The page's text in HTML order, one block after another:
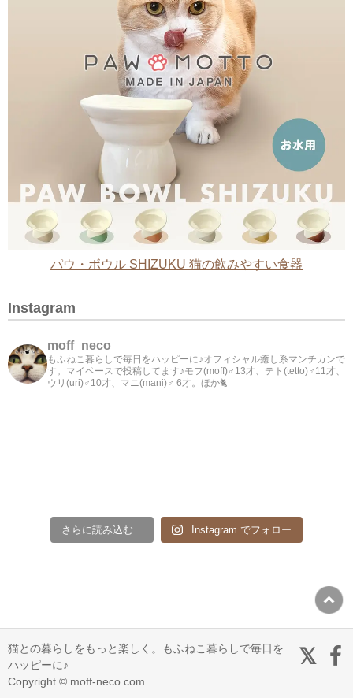
パウ・ボウル SHIZUKU 猫の飲みやすい食器
Instagram
moff_neco
もふねこ暮らしで毎日をハッピーに♪オフィシャル癒し系マンチカンで
す。マイペースで投稿してます♪モフ(moff)♂13才、テト(tetto)♂11才、
ウリ(uri)♂10才、マニ(mani)♂ 6才。ほか🐈
さらに読み込む... Instagram でフォロー
猫との暮らしをもっと楽しく。もふねこ暮らしで毎日を
ハッピーに♪
Copyright © moff-neco.com